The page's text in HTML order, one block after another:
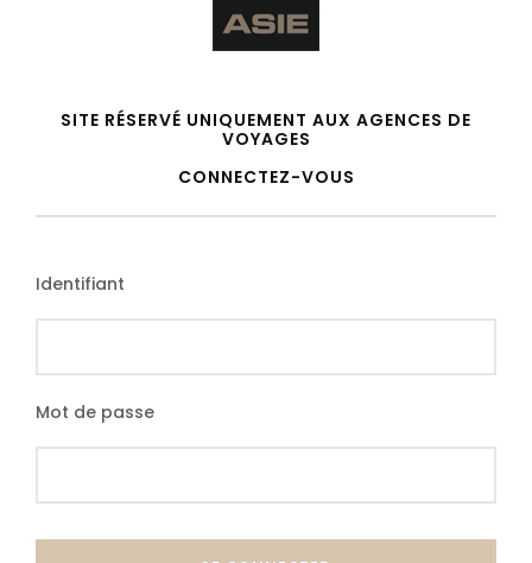
SITE RÉSERVÉ UNIQUEMENT AUX AGENCES DE
VOYAGES
CONNECTEZ-VOUS
Identifiant
Mot de passe
Rêve de Vietnam – Mars
Tarif Base 10-16 pax
Programme détaillé